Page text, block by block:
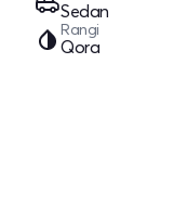
Sedan
Rangi
Qora